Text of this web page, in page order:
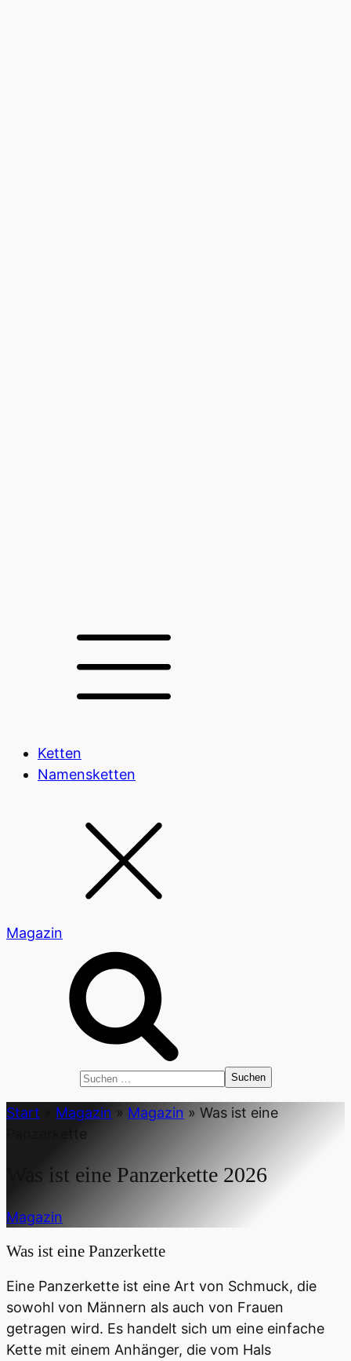
Ketten
Namensketten
Magazin
Suchen
Start
Magazin » Magazin » Was ist eine
Panzerkette
Was ist eine Panzerkette 2026
Magazin
Was ist eine Panzerkette
Eine Panzerkette ist eine Art von Schmuck, die
sowohl von Männern als auch von Frauen
getragen wird. Es handelt sich um eine einfache
Kette mit einem Anhänger, die vom Hals